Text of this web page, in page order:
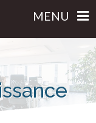
MENU